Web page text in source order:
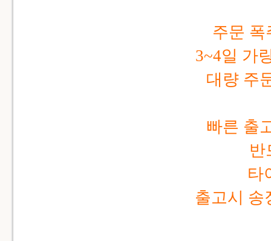
주문 폭
3~4일 가
대량 주
빠른 출
반
타
출고시 송